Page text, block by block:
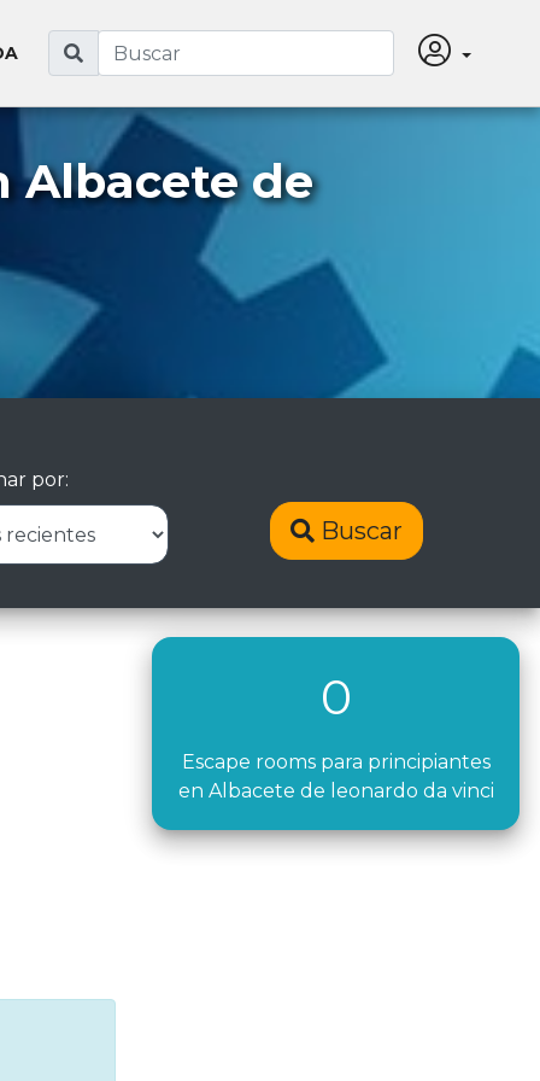
Albacete de
por:
Buscar
0
Escape rooms para principiantes
en Albacete de leonardo da vinci